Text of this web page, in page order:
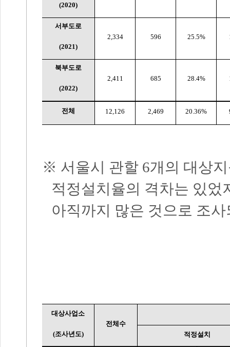
(2020)
서부도로
(2021)
2,334 596 25.5%
북부도로
(2022)
2,411 685 28.4%
전체 12,126 2,469 20.36%
※ 서울시 관할 6개의 대상
적정설치율의 격차는 있었
아직까지 많은 것으로 조
대상사업소
(조사년도)
전체수
적정설치